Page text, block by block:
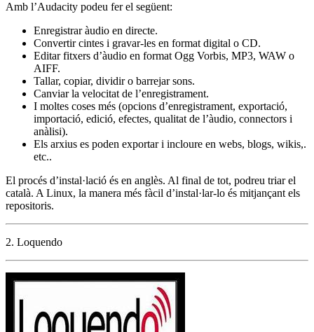
Amb l’Audacity podeu fer el següent:
Enregistrar àudio en directe.
Convertir cintes i gravar-les en format digital o CD.
Editar fitxers d’àudio en format Ogg Vorbis, MP3, WAW o
AIFF.
Tallar, copiar, dividir o barrejar sons.
Canviar la velocitat de l’enregistrament.
I moltes coses més (opcions d’enregistrament, exportació,
importació, edició, efectes, qualitat de l’àudio, connectors i
anàlisi).
Els arxius es poden exportar i incloure en webs, blogs, wikis,.
etc..
El procés d’instal·lació és en anglès. Al final de tot, podreu triar el
català. A Linux, la manera més fàcil d’instal·lar-lo és mitjançant els
repositoris.
2. Loquendo